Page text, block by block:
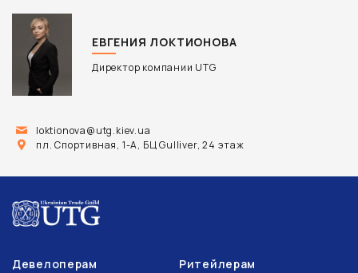
ЕВГЕНИЯ ЛОКТИОНОВА
Директор компании UTG
loktionova@utg.kiev.ua
пл. Спортивная, 1-А, БЦ Gulliver, 24 этаж
Девелоперам Ритейлерам